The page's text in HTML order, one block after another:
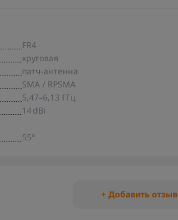
FR4
круговая
патч-антенна
SMA / RPSMA
5,47–6,13 ГГц
14 dBi
55°
+ Добавить отзыв